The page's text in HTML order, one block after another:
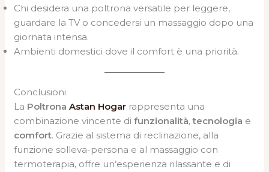
Chi desidera una poltrona versatile per leggere,
guardare la TV o concedersi un massaggio dopo una
giornata intensa.
Ambienti domestici dove il comfort è una priorità.
Conclusioni
La Poltrona Astan Hogar rappresenta una
combinazione vincente difunzionalità,tecnologia e
comfort. Grazie al sistema di reclinazione, alla
funzione solleva-persona e al massaggio con
termoterapia, offre un’esperienza rilassante e di